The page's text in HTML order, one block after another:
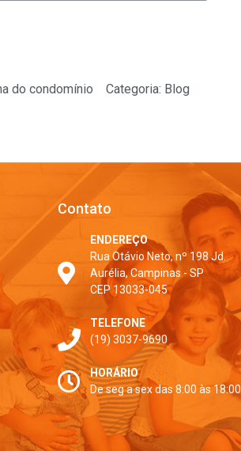
do condomínio Categoria: Blog
Contato
ENDEREÇO
Rua Otávio Neto, nº 198 Jd.
Aurélia, Campinas - SP
CEP 13033-045
TELEFONE
(19) 3037-9690
HORÁRIO
De seg a sex das 8:00 às 18:00